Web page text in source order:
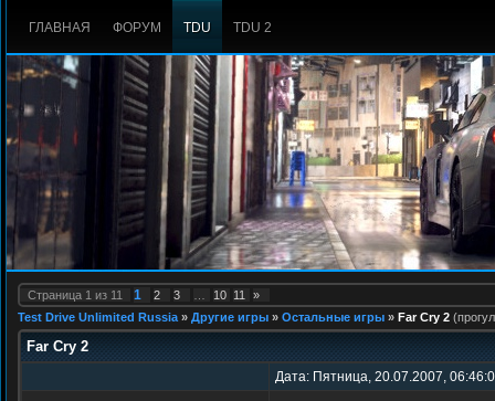
ГЛАВНАЯ ФОРУМ TDU TDU 2
Страница 1 из 11 1 2 3 10 11
»
Test Drive Unlimited Russia » Другие игры » Остальные игры » Far Cry 2
Far Cry 2
Дата: Пятница, 20.07.2007,